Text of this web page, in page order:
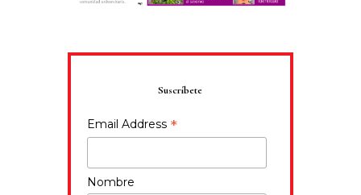
Suscríbete
Email Address *
Nombre